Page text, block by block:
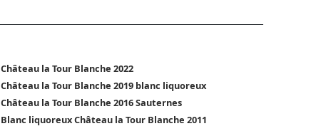
Château la Tour Blanche 2022
Château la Tour Blanche 2019 blanc liquoreux
Château la Tour Blanche 2016 Sauternes
Blanc liquoreux Château la Tour Blanche 2011